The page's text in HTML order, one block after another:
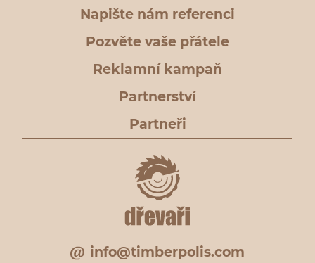
Napište nám referenci
Pozvěte vaše přátele
Reklamní kampaň
Partnerství
Partneři
info@timberpolis.com